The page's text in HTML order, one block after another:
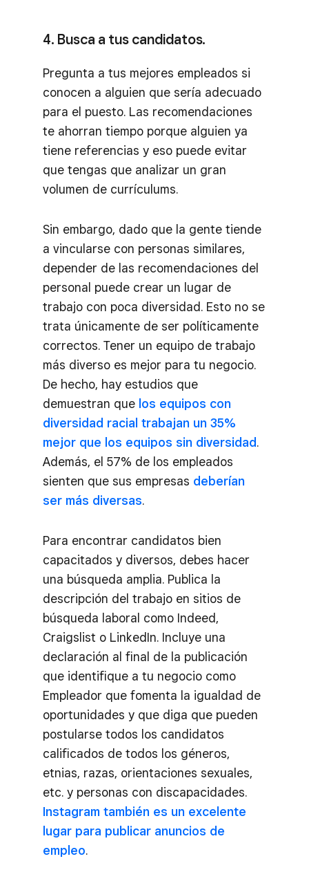
4. Busca a tus candidatos.
Pregunta a tus mejores empleados si
conocen a alguien que sería adecuado
para el puesto. Las recomendaciones
te ahorran tiempo porque alguien ya
tiene referencias y eso puede evitar
que tengas que analizar un gran
volumen de currículums.
Sin embargo, dado que la gente tiende
a vincularse con personas similares,
depender de las recomendaciones del
personal puede crear un lugar de
trabajo con poca diversidad. Esto no se
trata únicamente de ser políticamente
correctos. Tener un equipo de trabajo
más diverso es mejor para tu negocio.
De hecho, hay estudios que
demuestran que los equipos con
diversidad racial trabajan un 35%
mejor que los equipos sin diversidad.
Además, el 57% de los empleados
sienten que sus empresas deberían
ser más diversas.
Para encontrar candidatos bien
capacitados y diversos, debes hacer
una búsqueda amplia. Publica la
descripción del trabajo en sitios de
búsqueda laboral como Indeed,
Craigslist o LinkedIn. Incluye una
declaración al final de la publicación
que identifique a tu negocio como
Empleador que fomenta la igualdad de
oportunidades y que diga que pueden
postularse todos los candidatos
calificados de todos los géneros,
etnias, razas, orientaciones sexuales,
etc. y personas con discapacidades.
Instagram también es un excelente
lugar para publicar anuncios de
empleo.